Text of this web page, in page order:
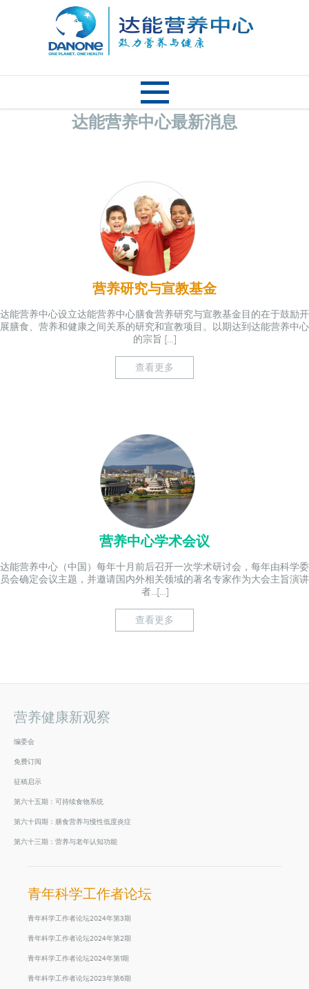
达能营养中心最新消息
营养研究与宣教基金
达能营养中心设立达能营养中心膳食营养研究与宣教基金目的在于鼓励开
展膳食、营养和健康之间关系的研究和宣教项目。以期达到达能营养中心
的宗旨 […]
查看更多
营养中心学术会议
达能营养中心（中国）每年十月前后召开一次学术研讨会，每年由科学委
员会确定会议主题，并邀请国内外相关领域的著名专家作为大会主旨演讲
者...[…]
查看更多
营养健康新观察
编委会
免费订阅
征稿启示
第六十五期：可持续食物系统
第六十四期：膳食营养与慢性低度炎症
第六十三期：营养与老年认知功能
青年科学工作者论坛
青年科学工作者论坛2024年第3期
青年科学工作者论坛2024年第2期
青年科学工作者论坛2024年第1期
青年科学工作者论坛2023年第6期